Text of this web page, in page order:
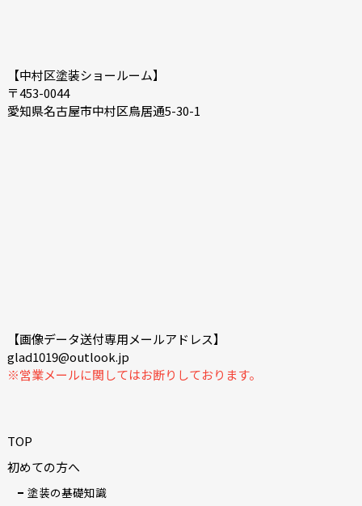
【中村区塗装ショールーム】
〒453-0044
愛知県名古屋市中村区鳥居通5-30-1
【画像データ送付専用メールアドレス】
glad1019@outlook.jp
※営業メールに関してはお断りしております。
TOP
初めての方へ
塗装の基礎知識